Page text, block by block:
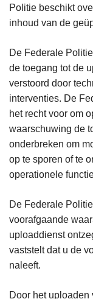
Politie beschikt
inhoud van de
De Federale
de toegang tot de
verstoord door
interventies. De
het recht voor om
waarschuwing de
onderbreken om
op te sporen of te
operationele
De Federale
voorafgaande
uploaddienst
vaststelt dat u de
naleeft.
Door het